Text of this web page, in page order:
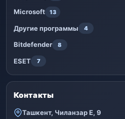
Microsoft 13
Другие программы 4
Bitdefender 8
ESET 7
Контакты
Ташкент, Чиланзар Е, 9